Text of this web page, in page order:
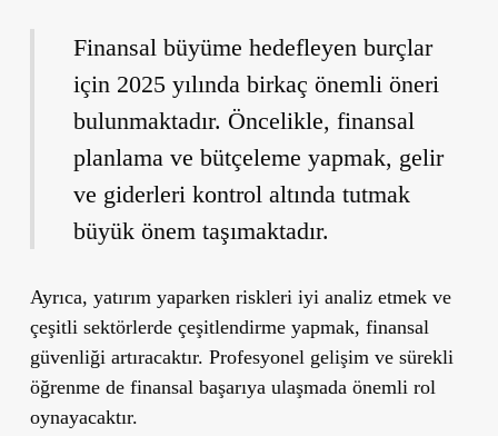
Finansal büyüme hedefleyen burçlar
için 2025 yılında birkaç önemli öneri
bulunmaktadır. Öncelikle, finansal
planlama ve bütçeleme yapmak, gelir
ve giderleri kontrol altında tutmak
büyük önem taşımaktadır.
Ayrıca, yatırım yaparken riskleri iyi analiz etmek ve
çeşitli sektörlerde çeşitlendirme yapmak, finansal
güvenliği artıracaktır. Profesyonel gelişim ve sürekli
öğrenme de finansal başarıya ulaşmada önemli rol
oynayacaktır.